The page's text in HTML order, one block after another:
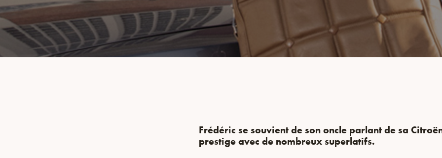
Frédéric se souvient de son oncle parlant de sa
prestige avec de nombreux superlatifs.